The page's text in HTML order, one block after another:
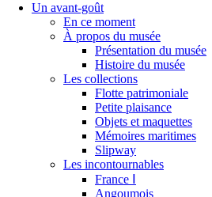
Un avant-goût
En ce moment
À propos du musée
Présentation du musée
Histoire du musée
Les collections
Flotte patrimoniale
Petite plaisance
Objets et maquettes
Mémoires maritimes
Slipway
Les incontournables
France Ⅰ
Angoumois